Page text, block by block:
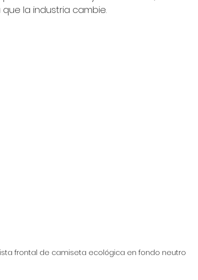
la industria cambie.
frontal de camiseta ecológica en fondo neutro